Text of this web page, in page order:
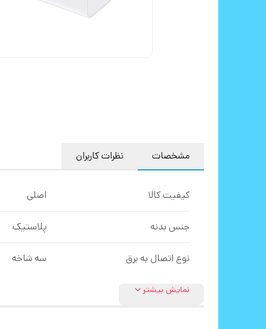
مشخصات نظرات کاربران
کیفیت کالا اصلی
جنس بدنه پلاستیک
نوع اتصال به برق سه شاخه
نمایش بیشتر